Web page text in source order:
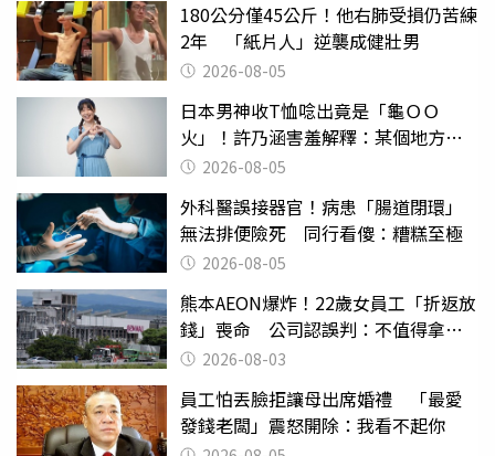
180公分僅45公斤！他右肺受損仍苦練
2年 「紙片人」逆襲成健壯男
2026-08-05
日本男神收T恤唸出竟是「龜ＯＯ
火」！許乃涵害羞解釋：某個地方燃
燒起來了
2026-08-05
外科醫誤接器官！病患「腸道閉環」
無法排便險死 同行看傻：糟糕至極
2026-08-05
熊本AEON爆炸！22歲女員工「折返放
錢」喪命 公司認誤判：不值得拿命
換 2026-08-03
員工怕丟臉拒讓母出席婚禮 「最愛
發錢老闆」震怒開除：我看不起你